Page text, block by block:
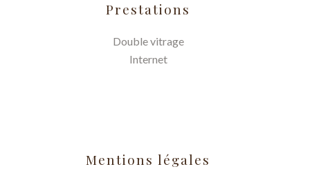
Prestations
Double vitrage
Internet
Mentions légales